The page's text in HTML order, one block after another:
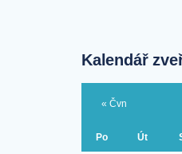
Kalendář
Po Út
« Čvn